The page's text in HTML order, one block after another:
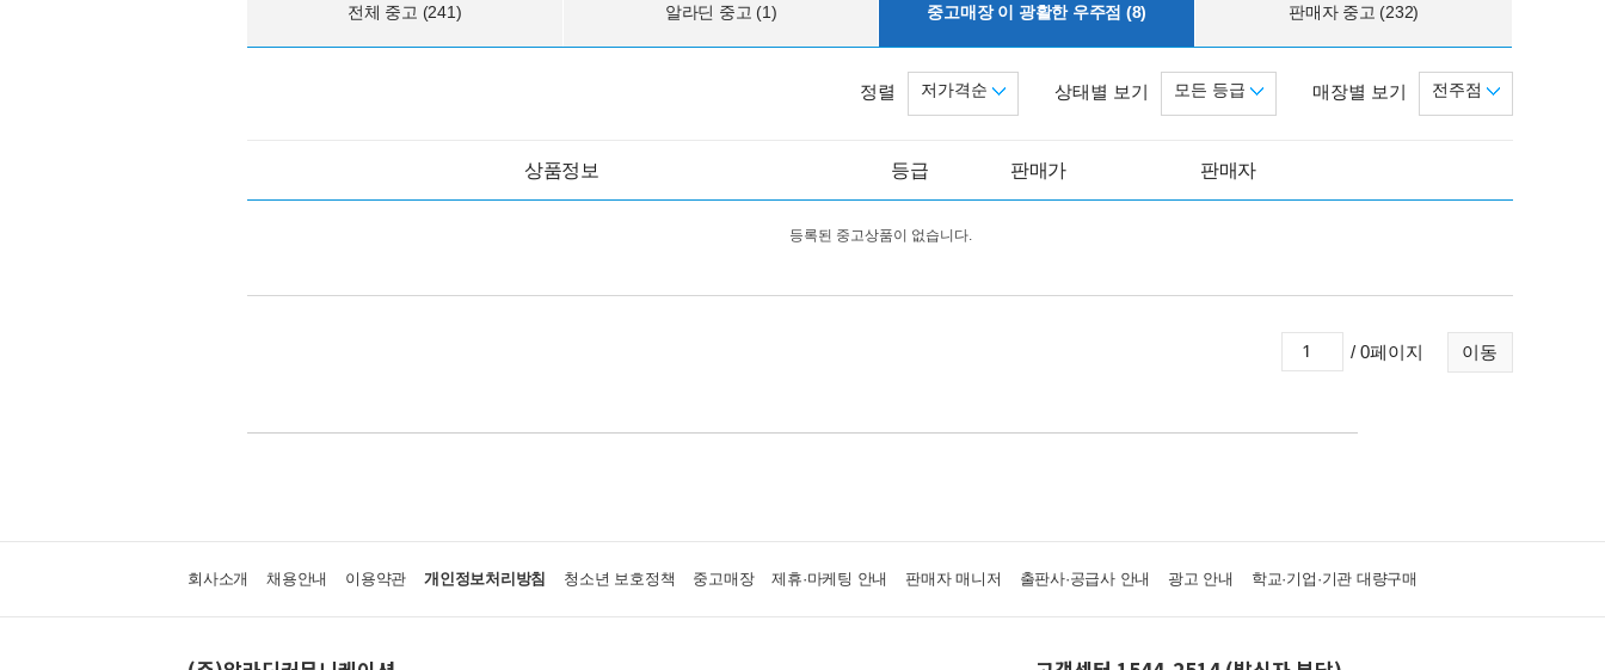
전체 중고 (241) 알라딘 중고 (1) 중고매장 이 광활한 우주점 (8) 판매자 중고 (232)
매장별 보기 전주점
상태별 보기 모든 등급
정렬 저가격순
상품정보 등급 판매가 판매자
등록된 중고상품이 없습니다.
이동
/ 0페이지
회사소개 채용안내 이용약관 개인정보처리방침 청소년 보호정책 중고매장 제휴·마케팅 안내 판매자 매니저 출판사·공급사 안내 광고 안내 학교·기업·기관 대량구매